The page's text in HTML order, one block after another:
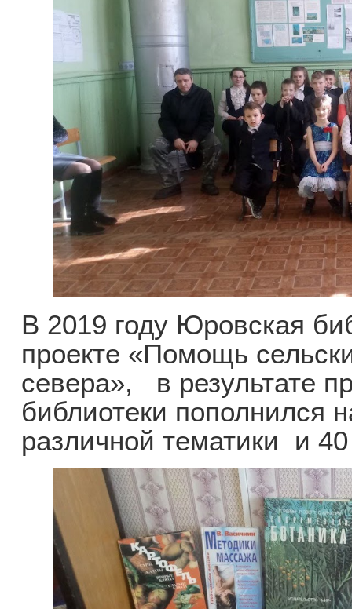
В 2019 году Юровская
проекте «Помощь
севера», в результате
библиотеки пополнился
различной тематики и